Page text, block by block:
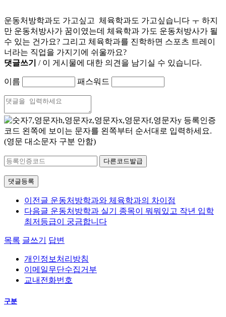
운동처방학과도 가고싶고 체육학과도 가고싶습니다 ㅜ 하지
만 운동처방사가 꿈이였는데 체육학과 가도 운동처방사가 될
수 있는 건가요? 그리고 체육학과를 진학하면 스포츠 트레이
너라는 직업을 가지기에 쉬울까요?
댓글쓰기 / 이 게시물에 대한 의견을 남기실 수 있습니다.
이름 패스워드
등록인증
코드 왼쪽에 보이는 문자를 왼쪽부터 순서대로 입력하세요.
(영문 대소문자 구분 안함)
다른코드발급
댓글등록
이전글 운동처방학과와 체육학과의 차이점
다음글 운동처방학과 실기 종목이 뭐뭐있고 작년 입학
최저등급이 궁금합니다
목록 글쓰기 답변
개인정보처리방침
이메일무단수집거부
교내전화번호
구분